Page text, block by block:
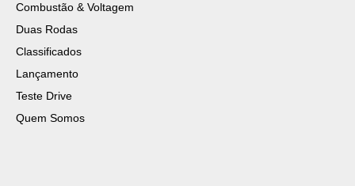
Combustão & Voltagem
Duas Rodas
Classificados
Lançamento
Teste Drive
Quem Somos